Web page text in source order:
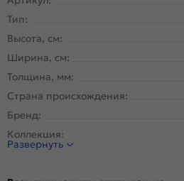
Тип:
Высота, см:
Ширина, см:
Толщина, мм:
Страна происхождения:
Бренд:
Коллекция:
Стиль:
Развернуть